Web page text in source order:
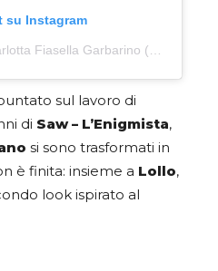
su Instagram
Un post condiviso da Carlotta Fiasella Garbarino (@carlottafiasella)
sul lavoro di
di Saw – L’Enigmista,
si sono trasformati in
è finita: insieme a Lollo,
look ispirato al